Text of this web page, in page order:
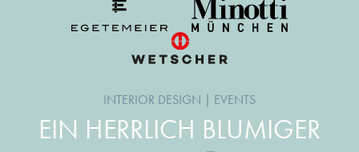
INTERIOR DESIGN | EVENTS
EIN HERRLICH BLUMIGER